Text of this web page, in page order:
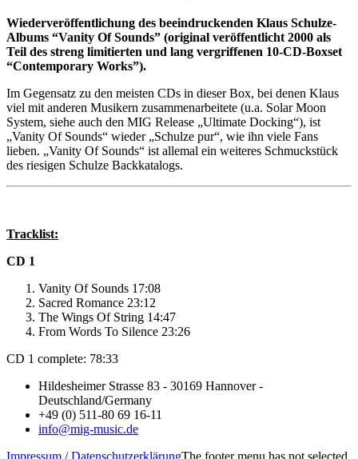
Wiederveröffentlichung des beeindruckenden Klaus Schulze-
Albums “Vanity Of Sounds” (original veröffentlicht 2000 als
Teil des streng limitierten und lang vergriffenen 10-CD-Boxset
“Contemporary Works”).
Im Gegensatz zu den meisten CDs in dieser Box, bei denen Klaus
viel mit anderen Musikern zusammenarbeitete (u.a. Solar Moon
System, siehe auch den MIG Release „Ultimate Docking“), ist
„Vanity Of Sounds“ wieder „Schulze pur“, wie ihn viele Fans
lieben. „Vanity Of Sounds“ ist allemal ein weiteres Schmuckstück
des riesigen Schulze Backkatalogs.
Tracklist:
CD 1
Vanity Of Sounds 17:08
Sacred Romance 23:12
The Wings Of String 14:47
From Words To Silence 23:26
CD 1 complete: 78:33
Hildesheimer Strasse 83 - 30169 Hannover -
Deutschland/Germany
+49 (0) 511-80 69 16-11
info@mig-music.de
Impressum / DatenschutzerklärungThe footer menu has not selected